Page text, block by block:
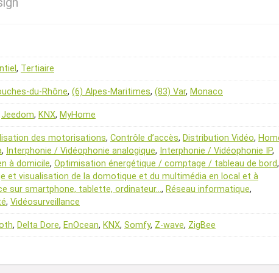
, Tertiaire
du-Rhône, (6) Alpes-Maritimes, (83) Var, Monaco
Jeedom, KNX, MyHome
des motorisations, Contrôle d’accès, Distribution Vidéo,
, Interphonie / Vidéophonie analogique, Interphonie / Vidéophonie IP,
à domicile, Optimisation énergétique / comptage / tableau de bord,
et visualisation de la domotique et du multimédia en local et à
sur smartphone, tablette, ordinateur…, Réseau informatique,
, Vidéosurveillance
, Delta Dore, EnOcean, KNX, Somfy, Z-wave, ZigBee